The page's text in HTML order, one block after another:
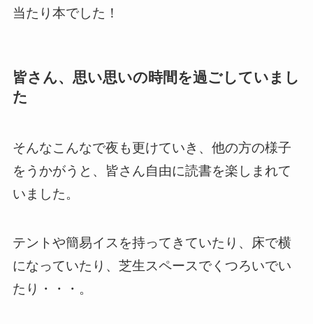
当たり本でした！
皆さん、思い思いの時間を過ごしていまし
た
そんなこんなで夜も更けていき、他の方の様子
をうかがうと、皆さん自由に読書を楽しまれて
いました。
テントや簡易イスを持ってきていたり、床で横
になっていたり、芝生スペースでくつろいでい
たり・・・。